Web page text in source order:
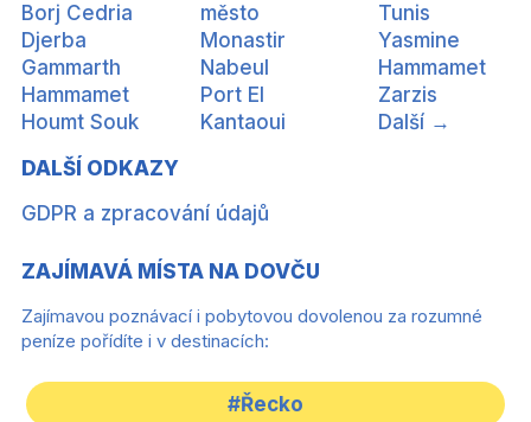
Borj Cedria
Djerba
Gammarth
Hammamet
Houmt Souk
město
Monastir
Nabeul
Port El
Kantaoui
Tunis
Yasmine
Hammamet
Zarzis
Další →
DALŠÍ ODKAZY
GDPR a zpracování údajů
ZAJÍMAVÁ MÍSTA NA DOVČU
Zajímavou poznávací i pobytovou dovolenou za rozumné
peníze pořídíte i v destinacích:
#Řecko